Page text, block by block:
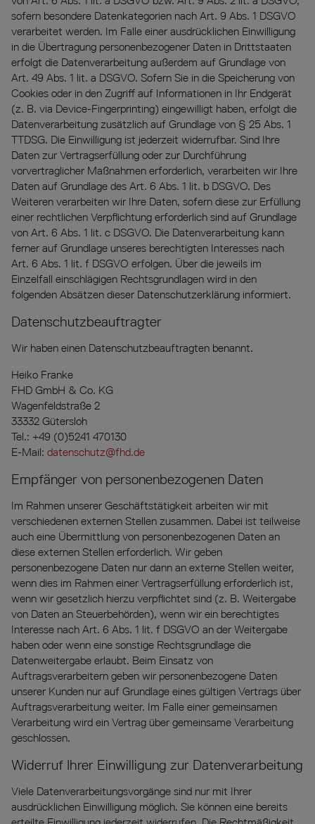
sofern besondere Datenkategorien nach Art. 9 Abs. 1 DSGVO
verarbeitet werden. Im Falle einer ausdrücklichen Einwilligung
in die Übertragung personenbezogener Daten in Drittstaaten
erfolgt die Datenverarbeitung außerdem auf Grundlage von
Art. 49 Abs. 1 lit. a DSGVO. Sofern Sie in die Speicherung von
Cookies oder in den Zugriff auf Informationen in Ihr Endgerät
(z. B. via Device-Fingerprinting) eingewilligt haben, erfolgt die
Datenverarbeitung zusätzlich auf Grundlage von § 25 Abs. 1
TTDSG. Die Einwilligung ist jederzeit widerrufbar. Sind Ihre
Daten zur Vertragserfüllung oder zur Durchführung
vorvertraglicher Maßnahmen erforderlich, verarbeiten wir Ihre
Daten auf Grundlage des Art. 6 Abs. 1 lit. b DSGVO. Des
Weiteren verarbeiten wir Ihre Daten, sofern diese zur Erfüllung
einer rechtlichen Verpflichtung erforderlich sind auf Grundlage
von Art. 6 Abs. 1 lit. c DSGVO. Die Datenverarbeitung kann
ferner auf Grundlage unseres berechtigten Interesses nach
Art. 6 Abs. 1 lit. f DSGVO erfolgen. Über die jeweils im
Einzelfall einschlägigen Rechtsgrundlagen wird in den
folgenden Absätzen dieser Datenschutzerklärung informiert.
Datenschutz­beauftragter
Wir haben einen Datenschutzbeauftragten benannt.
Heiko Franke
FHD GmbH & Co. KG
Wagenfeldstraße 2
33332 Gütersloh
Tel.: +49 (0)5241 470130
E-Mail: datenschutz@fhd.de
Empfänger von personenbezogenen Daten
Im Rahmen unserer Geschäftstätigkeit arbeiten wir mit
verschiedenen externen Stellen zusammen. Dabei ist teilweise
auch eine Übermittlung von personenbezogenen Daten an
diese externen Stellen erforderlich. Wir geben
personenbezogene Daten nur dann an externe Stellen weiter,
wenn dies im Rahmen einer Vertragserfüllung erforderlich ist,
wenn wir gesetzlich hierzu verpflichtet sind (z. B. Weitergabe
von Daten an Steuerbehörden), wenn wir ein berechtigtes
Interesse nach Art. 6 Abs. 1 lit. f DSGVO an der Weitergabe
haben oder wenn eine sonstige Rechtsgrundlage die
Datenweitergabe erlaubt. Beim Einsatz von
Auftragsverarbeitern geben wir personenbezogene Daten
unserer Kunden nur auf Grundlage eines gültigen Vertrags über
Auftragsverarbeitung weiter. Im Falle einer gemeinsamen
Verarbeitung wird ein Vertrag über gemeinsame Verarbeitung
geschlossen.
Widerruf Ihrer Einwilligung zur Datenverarbeitung
Viele Datenverarbeitungsvorgänge sind nur mit Ihrer
ausdrücklichen Einwilligung möglich. Sie können eine bereits